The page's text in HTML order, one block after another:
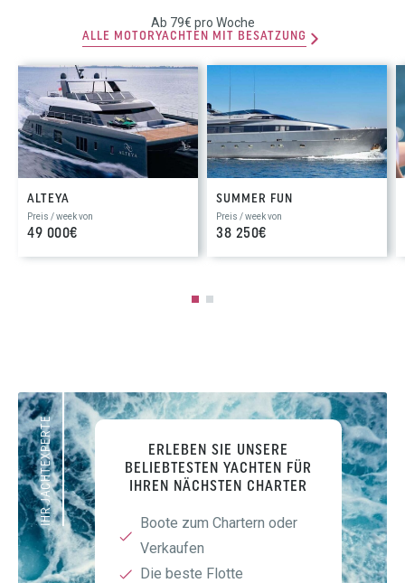
Ab 79€ pro Woche
ALLE MOTORYACHTEN MIT BESATZUNG
ALTEYA
Preis / week von
49 000€
SUMMER FUN
Preis / week von
38 250€
IHR JACHTEXPERTE
ERLEBEN SIE UNSERE
BELIEBTESTEN YACHTEN FÜR
IHREN NÄCHSTEN CHARTER
Boote zum Chartern oder
Verkaufen
Die beste Flotte